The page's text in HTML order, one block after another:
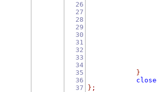
26
27
28
29
30
31
32
33
34
35
36
37
}
} ;